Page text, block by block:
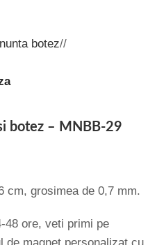
botez/
botez – MNBB-29
cm, grosimea de 0,7 mm.
48 ore, veti primi pe